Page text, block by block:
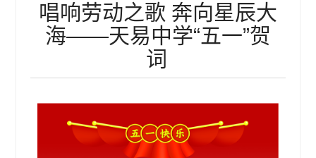
唱响劳动之歌 奔向星辰大
海——天易中学“五一”贺
词